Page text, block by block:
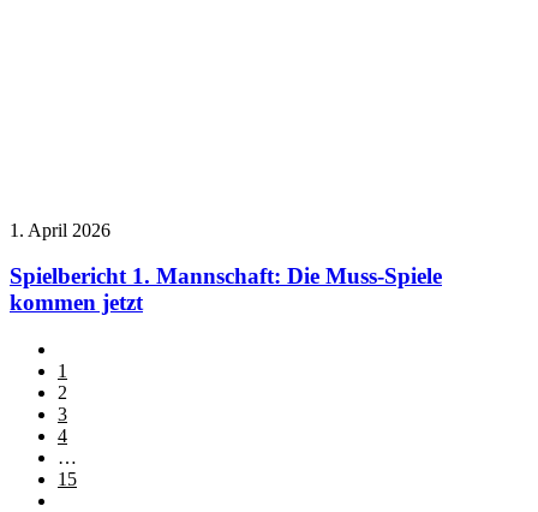
1. April 2026
Spielbericht 1. Mannschaft: Die Muss-Spiele
kommen jetzt
1
2
3
4
…
15